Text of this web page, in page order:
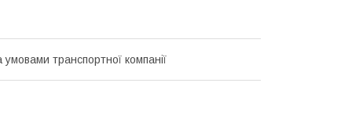
умовами транспортної компанії